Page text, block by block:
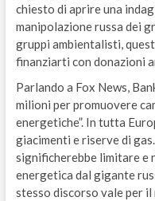
chiesto di aprire una
manipolazione russa dei
gruppi ambientalisti,
finanziarti con donazioni
Parlando a Fox News,
milioni per promuovere
energetiche”. In tutta
giacimenti e riserve di
significherebbe limitare e
energetica dal gigante
stesso discorso vale per il